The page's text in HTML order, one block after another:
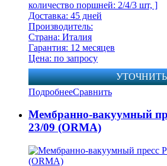
количество поршней: 2/4/3 шт, ]
Доставка: 45 дней
Производитель:
Страна: Италия
Гарантия: 12 месяцев
Цена: по запросу
ПодробнееСравнить
Мембранно-вакуумный
23/09 (ORMA)